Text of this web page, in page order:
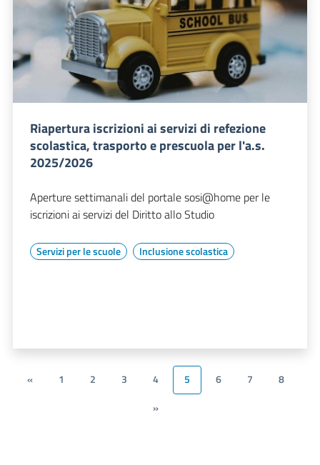
Riapertura iscrizioni ai servizi di refezione
scolastica, trasporto e prescuola per l'a.s.
2025/2026
Aperture settimanali del portale sosi@home per le
iscrizioni ai servizi del Diritto allo Studio
Servizi per le scuole Inclusione scolastica
« 1 2 3 4 5 6 7
8
»